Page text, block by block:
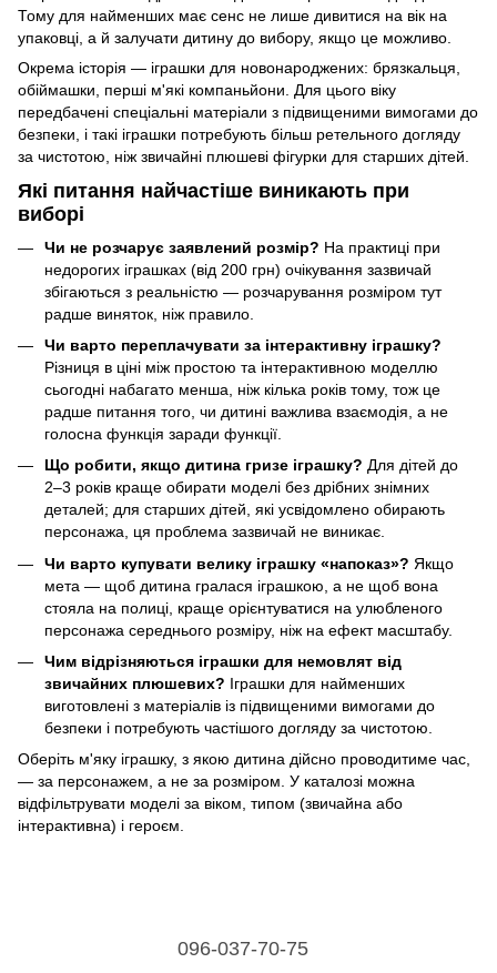
Тому для найменших має сенс не лише дивитися на вік на
упаковці, а й залучати дитину до вибору, якщо це можливо.
Окрема історія — іграшки для новонароджених: брязкальця,
обіймашки, перші м'які компаньйони. Для цього віку
передбачені спеціальні матеріали з підвищеними вимогами до
безпеки, і такі іграшки потребують більш ретельного догляду
за чистотою, ніж звичайні плюшеві фігурки для старших дітей.
Які питання найчастіше виникають при
виборі
Чи не розчарує заявлений розмір? На практиці при
недорогих іграшках (від 200 грн) очікування зазвичай
збігаються з реальністю — розчарування розміром тут
радше виняток, ніж правило.
Чи варто переплачувати за інтерактивну іграшку?
Різниця в ціні між простою та інтерактивною моделлю
сьогодні набагато менша, ніж кілька років тому, тож це
радше питання того, чи дитині важлива взаємодія, а не
голосна функція заради функції.
Що робити, якщо дитина гризе іграшку? Для дітей до
2–3 років краще обирати моделі без дрібних знімних
деталей; для старших дітей, які усвідомлено обирають
персонажа, ця проблема зазвичай не виникає.
Чи варто купувати велику іграшку «напоказ»? Якщо
мета — щоб дитина гралася іграшкою, а не щоб вона
стояла на полиці, краще орієнтуватися на улюбленого
персонажа середнього розміру, ніж на ефект масштабу.
Чим відрізняються іграшки для немовлят від
звичайних плюшевих? Іграшки для найменших
виготовлені з матеріалів із підвищеними вимогами до
безпеки і потребують частішого догляду за чистотою.
Оберіть м'яку іграшку, з якою дитина дійсно проводитиме час,
— за персонажем, а не за розміром. У каталозі можна
відфільтрувати моделі за віком, типом (звичайна або
інтерактивна) і героєм.
096-037-70-75